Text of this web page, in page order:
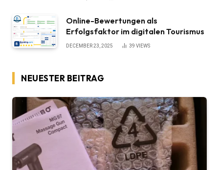
Online-Bewertungen als
Erfolgsfaktor im digitalen Tourismus
DECEMBER 23, 2025 39 VIEWS
NEUESTER BEITRAG